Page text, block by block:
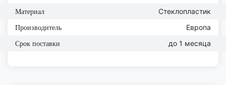
Материал Стеклопластик
Производитель Европа
Срок поставки до 1 месяца